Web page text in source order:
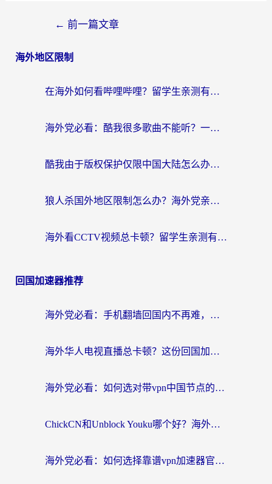
← 前一篇文章
海外地区限制
在海外如何看哔哩哔哩？留学生亲测有效的回国加速指南
海外党必看：酷我很多歌曲不能听？一招解决优酷版权限制+B站地域问题！
酷我由于版权保护仅限中国大陆怎么办？海外党亲测有效的解锁指南
狼人杀国外地区限制怎么办？海外党亲测有效的全场景回国加速指南
海外看CCTV视频总卡顿？留学生亲测有效的回国加速器选择指南
回国加速器推荐
海外党必看：手机翻墙回国内不再难，一篇搞定无缝访问国内资源指南
海外华人电视直播总卡顿？这份回国加速器选择指南帮你无缝看国内资源
海外党必看：如何选对带vpn中国节点的加速器？无缝访问国内资源全攻略
ChickCN和Unblock Youku哪个好？海外党亲测4款热门回国加速器，附避坑指南
海外党必看：如何选择靠谱vpn加速器官网？轻松解决国内APP地区限制